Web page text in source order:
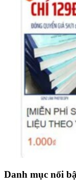
Danh mục nổi